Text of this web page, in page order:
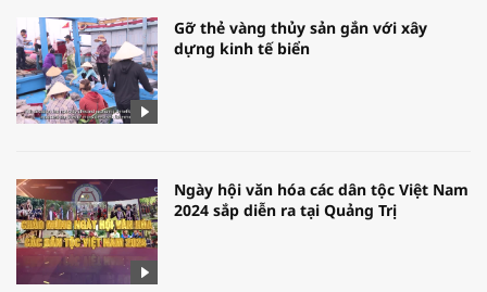
Gỡ thẻ vàng thủy sản gắn với xây
dựng kinh tế biển
Ngày hội văn hóa các dân tộc Việt Nam
2024 sắp diễn ra tại Quảng Trị